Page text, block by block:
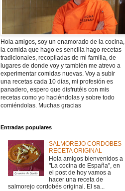
Hola amigos, soy un enamorado de la cocina,
la comida que hago es sencilla hago recetas
tradicionales, recopiladas de mi familia, de
lugares de donde voy y también me atrevo a
experimentar comidas nuevas. Voy a subir
una recetas cada 10 días, mi profesión es
panadero, espero que disfrutéis con mis
recetas como yo haciéndolas y sobre todo
comiéndolas. Muchas gracias
Entradas populares
SALMOREJO CORDOBES
RECETA ORIGINAL
Hola amigos bienvenidos a
"La cocina de España", en
el post de hoy vamos a
hacer una receta de
salmorejo cordobés original. El sa...